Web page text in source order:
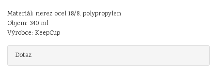
Materiál: nerez ocel 18/8, polypropylen
Objem: 340 ml
Výrobce: KeepCup
Dotaz